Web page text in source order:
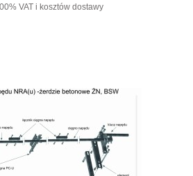
VAT i kosztów dostawy